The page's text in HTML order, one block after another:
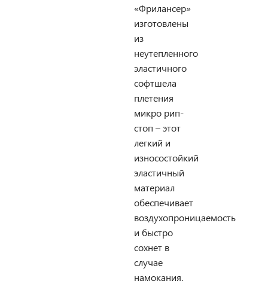
«Фрилансер»
изготовлены
из
неутепленного
эластичного
софтшела
плетения
микро рип-
стоп – этот
легкий и
износостойкий
эластичный
материал
обеспечивает
воздухопроницаемость
и быстро
сохнет в
случае
намокания.